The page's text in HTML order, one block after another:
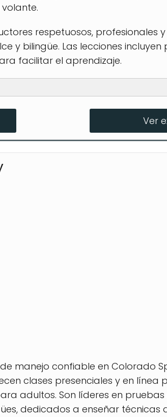
respetuosos, profesionales
y bilingüe. Las lecciones
facilitar el aprendizaje.
Ver
manejo confiable en Colorado
clases presenciales y en
adultos. Son líderes en
dedicados a enseñar técnicas